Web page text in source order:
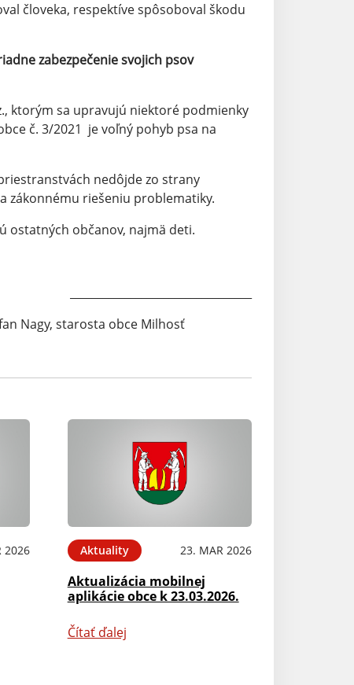
človeka, respektíve spôsoboval škodu
zabezpečenie svojich psov
ktorým sa upravujú niektoré podmienky
č. 3/2021 je voľný pohyb psa na
nedôjde zo strany
zákonnému riešeniu problematiky.
ostatných občanov, najmä deti.
Nagy, starosta obce Milhosť
2026 Aktuality 23. MAR 2026
Aktualizácia mobilnej
aplikácie obce k 23.03.2026.
Čítať ďalej